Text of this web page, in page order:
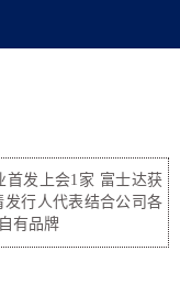
首发上会1家 富士达获
行人代表结合公司各
有品牌